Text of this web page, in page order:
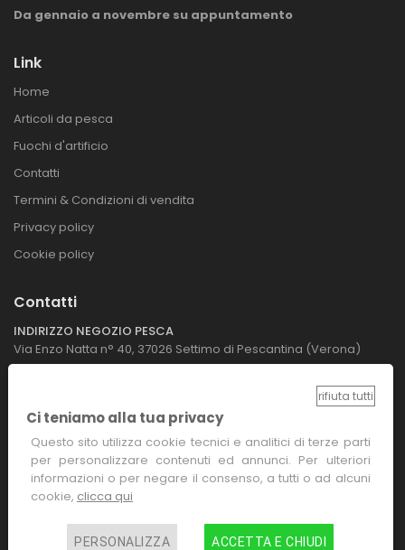
Da gennaio a novembre su appuntamento
Link
Home
Articoli da pesca
Fuochi d'artificio
Contatti
Termini & Condizioni di vendita
Privacy policy
Cookie policy
Contatti
INDIRIZZO NEGOZIO PESCA
Via Enzo Natta n° 40, 37026 Settimo di Pescantina (Verona)
info@casadelpescatoreverona.it
TELEFONO
+39 045 941581
CELLULARE
+39 347 1456238
rifiuta tutti
Ci teniamo alla tua privacy
Questo sito utilizza cookie tecnici e analitici di terze parti
per personalizzare contenuti ed annunci. Per ulteriori
informazioni o per negare il consenso, a tutti o ad alcuni
cookie, clicca qui
PERSONALIZZA ACCETTA E CHIUDI